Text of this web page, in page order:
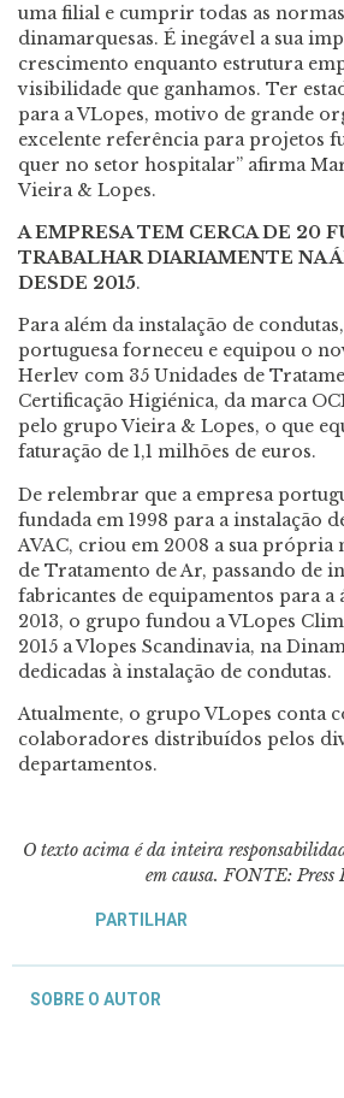
uma filial e cumprir todas as
dinamarquesas. É inegável a sua
crescimento enquanto estrutura
visibilidade que ganhamos. Ter
para a VLopes, motivo de grande
excelente referência para projetos
quer no setor hospitalar” afirma
Vieira & Lopes.
A EMPRESA TEM CERCA DE 20
TRABALHAR DIARIAMENTE NA
DESDE 2015.
Para além da instalação de
portuguesa forneceu e equipou o
Herlev com 35 Unidades de
Certificação Higiénica, da marca
pelo grupo Vieira & Lopes, o que
faturação de 1,1 milhões de euros.
De relembrar que a empresa
fundada em 1998 para a instalação
AVAC, criou em 2008 a sua própria
de Tratamento de Ar, passando de
fabricantes de equipamentos para a
2013, o grupo fundou a VLopes
2015 a Vlopes Scandinavia, na
dedicadas à instalação de condutas.
Atualmente, o grupo VLopes conta
colaboradores distribuídos pelos
departamentos.
O texto acima é da inteira
em causa. FONTE: Press
PARTILHAR
SOBRE O AUTOR